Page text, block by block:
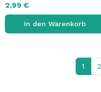
2,99 €
In den Warenkorb
1 2